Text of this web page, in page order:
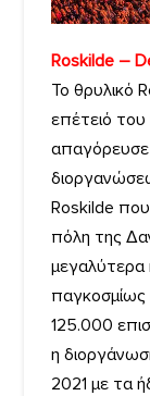
Roskilde –
Το θρυλικό
επέτειό
Roskilde
πόλη της
μεγαλύτερα
παγκοσμίως
125.000
η
2021 με τα